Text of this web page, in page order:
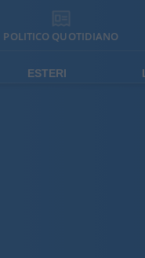
POLITICO QUOTIDIANO
ESTERI